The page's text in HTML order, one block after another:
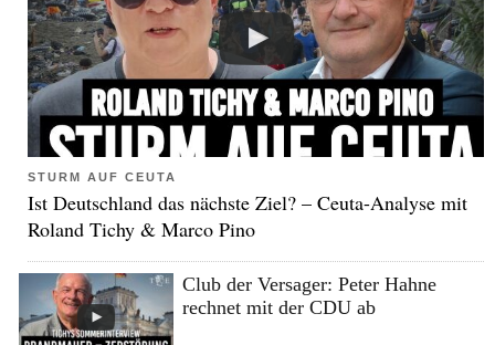
STURM AUF CEUTA
Ist Deutschland das nächste Ziel? – Ceuta-Analyse mit
Roland Tichy & Marco Pino
Club der Versager: Peter Hahne
rechnet mit der CDU ab